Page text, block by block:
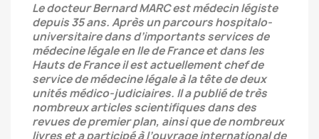
Le docteur Bernard MARC est médecin légiste
depuis 35 ans. Après un parcourshospitalo-
universitaire dans d’importants services de
médecine légale en Ile deFrance et dans les
Hauts de France il est actuellement chef de
service de médecinelégale à la tête de deux
unités médico-judiciaires. Il a publié de très
nombreuxarticles scientifiques dans des
revues de premier plan, ainsi que de nombreux
livres et a participé à l’ouvrage international de